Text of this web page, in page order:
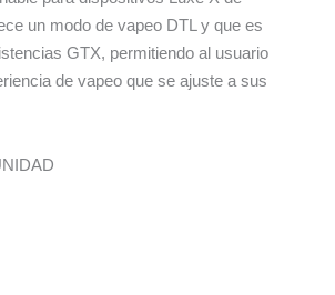
un modo de vapeo DTL y que es
GTX, permitiendo al usuario
de vapeo que se ajuste a sus